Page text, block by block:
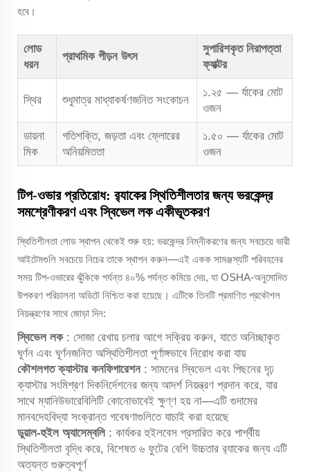
হবে।
লোড
ধরন
প্রাথমিক পীড়ন উৎস
সুপারিশকৃত নিরাপত্তা
ফ্যাক্টর
স্থির শুধুমাত্র মাধ্যাকর্ষণজনিত সংকোচন
১.২৫ — র্যাকের মোট
ওজন
ডায়না
মিক
গতিশক্তি, জড়তা এবং ফ্লোরের
অনিয়মিততা
১.৫০ — র্যাকের মোট
ওজন
টিপ-ওভার প্রতিরোধ: র‍্যাকের স্থিতিশীলতার জন্য ভরকেন্দ্র
সমশ্রেণীকরণ এবং স্বিভেল লক একীভূতকরণ
স্থিতিশীলতা লোড স্থাপন থেকেই শুরু হয়: ভরকেন্দ্র নিম্নীকরণের জন্য সবচেয়ে ভারী
আইটেমগুলি সবচেয়ে নিচের তাকে স্থাপন করুন—এই একক সামঞ্জস্যটি পরিবহনের
সময় টিপ-ওভারের ঝুঁকিকে পর্যন্ত ৪০% পর্যন্ত কমিয়ে দেয়, যা OSHA-অনুমোদিত
উপকরণ পরিচালনা অডিটে নিশ্চিত করা হয়েছে। এটিকে তিনটি প্রমাণিত প্রকৌশল
নিয়ন্ত্রণের সাথে জোড়া দিন:
স্বিভেল লক : সোজা রেখায় চলার আগে সক্রিয় করুন, যাতে অনিচ্ছাকৃত
ঘূর্ণন এবং ঘূর্ণনজনিত অস্থিতিশীলতা পূর্ণাঙ্গভাবে নিরোধ করা যায়
কৌশলগত ক্যাস্টার কনফিগারেশন : সামনের স্বিভেল এবং পিছনের দৃঢ়
ক্যাস্টার সংমিশ্রণ দিকনির্দেশনের জন্য আদর্শ নিয়ন্ত্রণ প্রদান করে, যার
সাথে ম্যানিউভারেবিলিটি কোনোভাবেই ক্ষুণ্ণ হয় না—এটি গুদামের
মানবদেহবিদ্যা সংক্রান্ত গবেষণাগুলিতে যাচাই করা হয়েছে
ডুয়াল-হুইল অ্যাসেম্বলি : কার্যকর হুইলবেস প্রসারিত করে পার্শ্বীয়
স্থিতিশীলতা বৃদ্ধি করে, বিশেষত ৬ ফুটের বেশি উচ্চতার র‍্যাকের জন্য এটি
অত্যন্ত গুরুত্বপূর্ণ